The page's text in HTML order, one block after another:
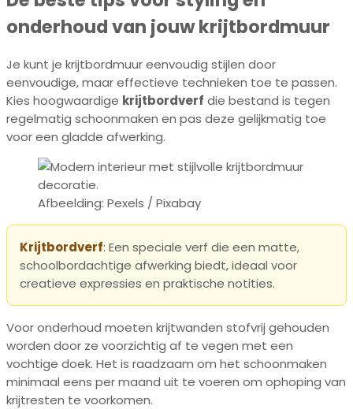
onderhoud van jouw krijtbordmuur
Je kunt je krijtbordmuur eenvoudig stijlen door
eenvoudige, maar effectieve technieken toe te passen.
Kies hoogwaardige krijtbordverf die bestand is tegen
regelmatig schoonmaken en pas deze gelijkmatig toe
voor een gladde afwerking.
Afbeelding: Pexels / Pixabay
Krijtbordverf: Een speciale verf die een matte,
schoolbordachtige afwerking biedt, ideaal voor
creatieve expressies en praktische notities.
Voor onderhoud moeten krijtwanden stofvrij gehouden
worden door ze voorzichtig af te vegen met een
vochtige doek. Het is raadzaam om het schoonmaken
minimaal eens per maand uit te voeren om ophoping van
krijtresten te voorkomen.